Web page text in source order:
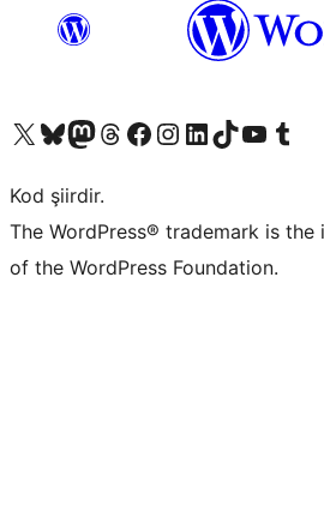
X (eski Twitter) hesabımıza bakın
Bluesky hesabımızı ziyaret edinMastodon hesabımızı ziyaret edinThreads hesabımızı ziyaret edinFacebook sayfamızı ziyaret edinInstagram hesabımızı ziyaret edinLinkedIn hesabımızı ziyaret edinTikTok hesabımızı ziyaret edinYouTube kanalımızı ziyaret edinTumblr hesabımızı ziyaret edin
Kod şiirdir.
The WordPress® trademark is
of the WordPress Foundation.